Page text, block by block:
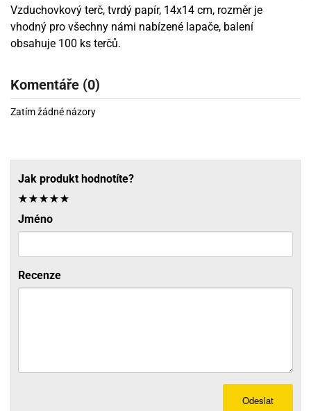
Vzduchovkový terč, tvrdý papír, 14x14 cm, rozměr je
vhodný pro všechny námi nabízené lapače, balení
obsahuje 100 ks terčů.
Komentáře (0)
Zatím žádné názory
Jak produkt hodnotíte?
Jméno
Recenze
Odeslat